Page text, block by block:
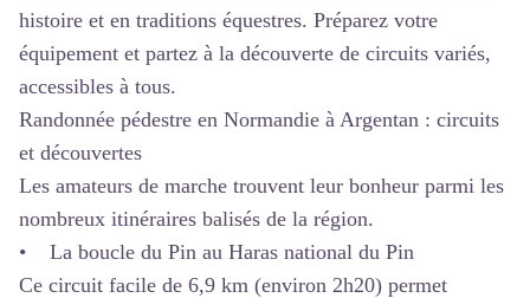
histoire et en traditions équestres. Préparez votre
équipement et partez à la découverte de circuits variés,
accessibles à tous.
Randonnée pédestre en Normandie à Argentan : circuits
et découvertes
Les amateurs de marche trouvent leur bonheur parmi les
nombreux itinéraires balisés de la région.
• La boucle du Pin au Haras national du Pin
Ce circuit facile de 6,9 km (environ 2h20) permet